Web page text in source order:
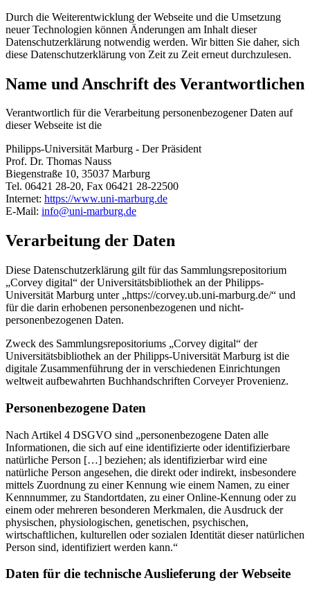
Durch die Weiterentwicklung der Webseite und die Umsetzung
neuer Technologien können Änderungen am Inhalt dieser
Datenschutzerklärung notwendig werden. Wir bitten Sie daher, sich
diese Datenschutzerklärung von Zeit zu Zeit erneut durchzulesen.
Name und Anschrift des Verantwortlichen
Verantwortlich für die Verarbeitung personenbezogener Daten auf
dieser Webseite ist die
Philipps-Universität Marburg - Der Präsident
Prof. Dr. Thomas Nauss
Biegenstraße 10, 35037 Marburg
Tel. 06421 28-20, Fax 06421 28-22500
Internet: https://www.uni-marburg.de
E-Mail: info@uni-marburg.de
Verarbeitung der Daten
Diese Datenschutzerklärung gilt für das Sammlungsrepositorium
„Corvey digital“ der Universitätsbibliothek an der Philipps-
Universität Marburg unter „https://corvey.ub.uni-marburg.de/“ und
für die darin erhobenen personenbezogenen und nicht-
personenbezogenen Daten.
Zweck des Sammlungsrepositoriums „Corvey digital“ der
Universitätsbibliothek an der Philipps-Universität Marburg ist die
digitale Zusammenführung der in verschiedenen Einrichtungen
weltweit aufbewahrten Buchhandschriften Corveyer Provenienz.
Personenbezogene Daten
Nach Artikel 4 DSGVO sind „personenbezogene Daten alle
Informationen, die sich auf eine identifizierte oder identifizierbare
natürliche Person […] beziehen; als identifizierbar wird eine
natürliche Person angesehen, die direkt oder indirekt, insbesondere
mittels Zuordnung zu einer Kennung wie einem Namen, zu einer
Kennnummer, zu Standortdaten, zu einer Online-Kennung oder zu
einem oder mehreren besonderen Merkmalen, die Ausdruck der
physischen, physiologischen, genetischen, psychischen,
wirtschaftlichen, kulturellen oder sozialen Identität dieser natürlichen
Person sind, identifiziert werden kann.“
Daten für die technische Auslieferung der Webseite